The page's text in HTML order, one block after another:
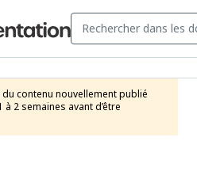
contenu nouvellement publié
2 semaines avant d’être